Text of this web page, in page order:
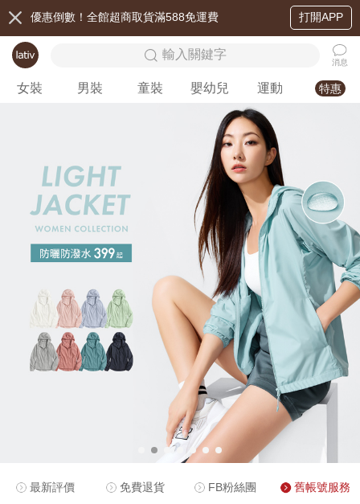
優惠倒數！全館超商取貨滿588免運費 打開APP
輸入關鍵字
消息
女裝 男裝 童裝 嬰幼兒 運動 特惠
最新評價 免費退貨 FB粉絲團 舊帳號服務